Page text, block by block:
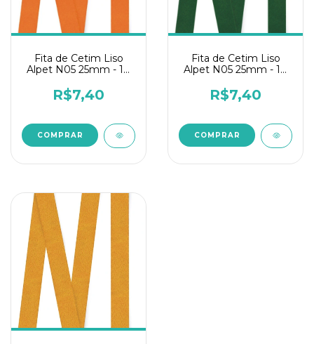
Fita de Cetim Liso
Alpet N05 25mm - 10
R$7,40
Fita de Cetim Liso
Alpet N05 25mm - 10
Bandeira
R$7,40